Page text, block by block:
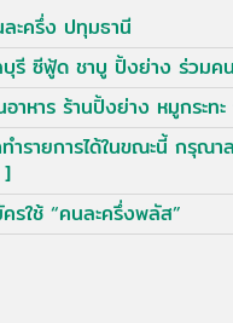
ละครึ่ง ปทุมธานี
บุรี ซีฟู้ด ชาบู ปิ้งย่าง ร่วมค
าหาร ร้านปิ้งย่าง หมูกระท
ำรายการได้ในขณะนี้ กรุณา
]
รใช้ “คนละครึ่งพลัส”